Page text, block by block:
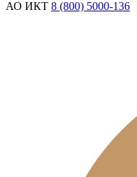
АО ИКТ 8 (800) 5000-136